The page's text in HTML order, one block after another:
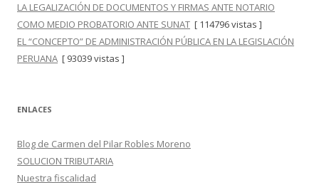
LA LEGALIZACIÓN DE DOCUMENTOS Y FIRMAS ANTE NOTARIO
COMO MEDIO PROBATORIO ANTE SUNAT [ 114796 vistas ]
EL “CONCEPTO” DE ADMINISTRACIÓN PÚBLICA EN LA LEGISLACIÓN
PERUANA [ 93039 vistas ]
ENLACES
Blog de Carmen del Pilar Robles Moreno
SOLUCION TRIBUTARIA
Nuestra fiscalidad